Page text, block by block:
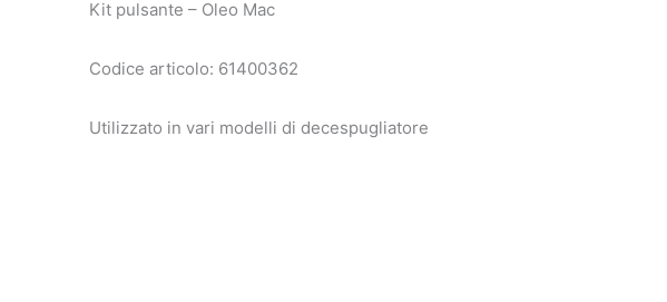
Kit pulsante – Oleo Mac
Codice articolo: 61400362
Utilizzato in vari modelli di decespugliatore